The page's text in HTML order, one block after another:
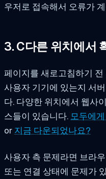
우저로 접속해서 오류가
3. C다른 위치에서
페이지를 새로고침하기
사용자 기기에 있는지 서
다. 다양한 위치에서 웹사
스들이 있습니다. 모두에
or 지금 다운되었나요?
사용자 측 문제라면 브라
또는 연결 상태에 문제가